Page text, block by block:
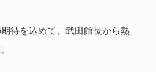
待を込めて、武田館長から熱